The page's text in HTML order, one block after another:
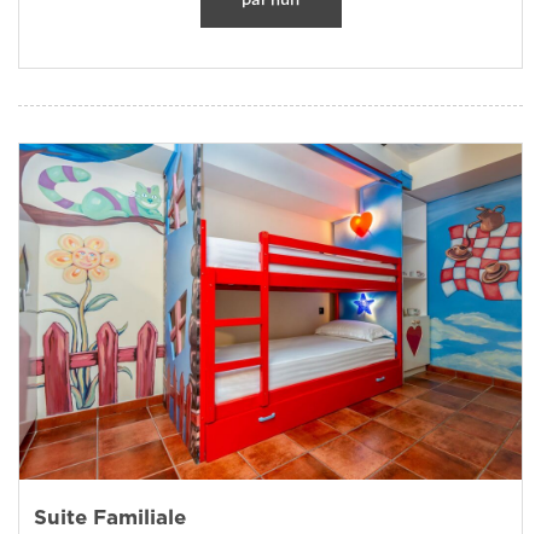
Suite Familiale